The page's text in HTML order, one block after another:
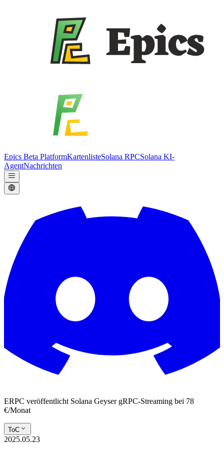
Epics Beta PlatformKartenlisteSolana RPCSolana KI-
AgentNachrichten
ERPC veröffentlicht Solana Geyser gRPC-Streaming bei 78
€/Monat
ToC
2025.05.23